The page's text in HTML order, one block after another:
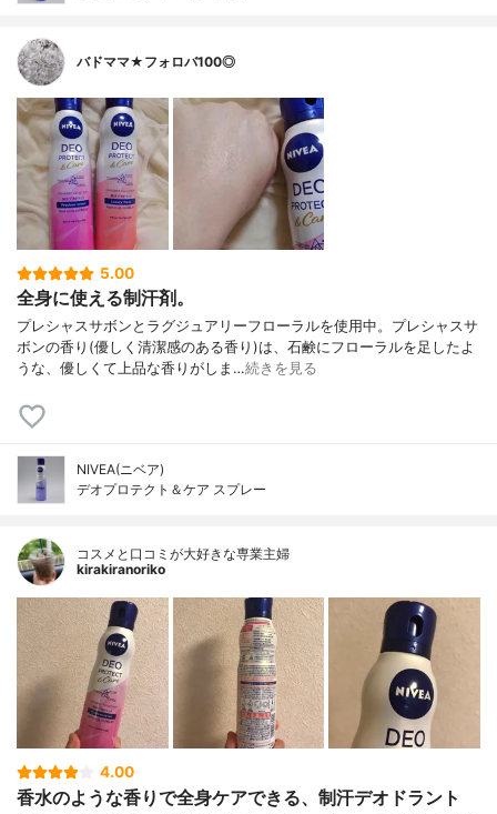
バドママ★フォロバ100◎
5.00
全身に使える制汗剤。
プレシャスサボンとラグジュアリーフローラルを使用中。プレシャスサ
ボンの香り(優しく清潔感のある香り)は、石鹸にフローラルを足したよ
うな、優しくて上品な香りがしま…続きを見る
NIVEA(ニベア)
デオプロテクト＆ケア スプレー
コスメと口コミが大好きな専業主婦
kirakiranoriko
4.00
香水のような香りで全身ケアできる、制汗デオドラント